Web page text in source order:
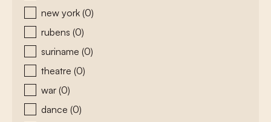
new york (0)
rubens (0)
suriname (0)
theatre (0)
war (0)
dance (0)